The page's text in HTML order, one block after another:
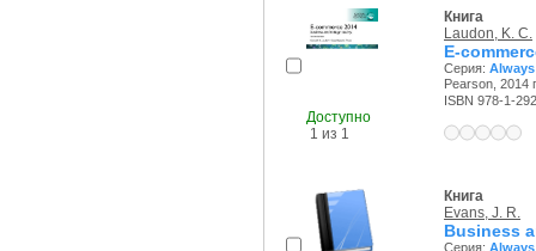
Доступно
1 из 1
Книга
Laudon, K. C.
E-
Серия:
Pearson, 2014
ISBN 978-1-
Книга
Evans, J. R.
Business
Серия: